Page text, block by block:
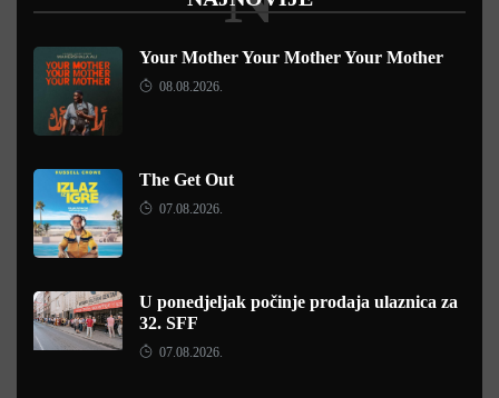
Your Mother Your Mother Your Mother
08.08.2026.
The Get Out
07.08.2026.
U ponedjeljak počinje prodaja ulaznica za
32. SFF
07.08.2026.